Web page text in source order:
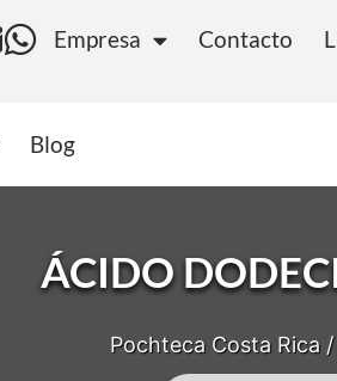
Empresa Contacto
Blog
ÁCIDO
Pochteca Costa Rica/